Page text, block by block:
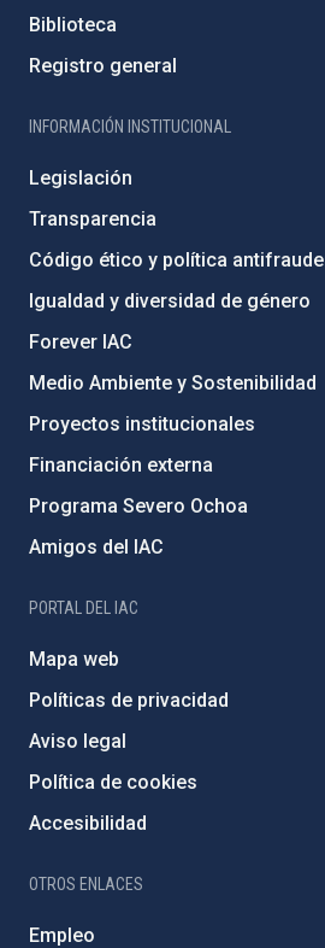
Biblioteca
Registro general
INFORMACIÓN INSTITUCIONAL
Legislación
Transparencia
Código ético y política antifraude
Igualdad y diversidad de género
Forever IAC
Medio Ambiente y Sostenibilidad
Proyectos institucionales
Financiación externa
Programa Severo Ochoa
Amigos del IAC
PORTAL DEL IAC
Mapa web
Políticas de privacidad
Aviso legal
Política de cookies
Accesibilidad
OTROS ENLACES
Empleo